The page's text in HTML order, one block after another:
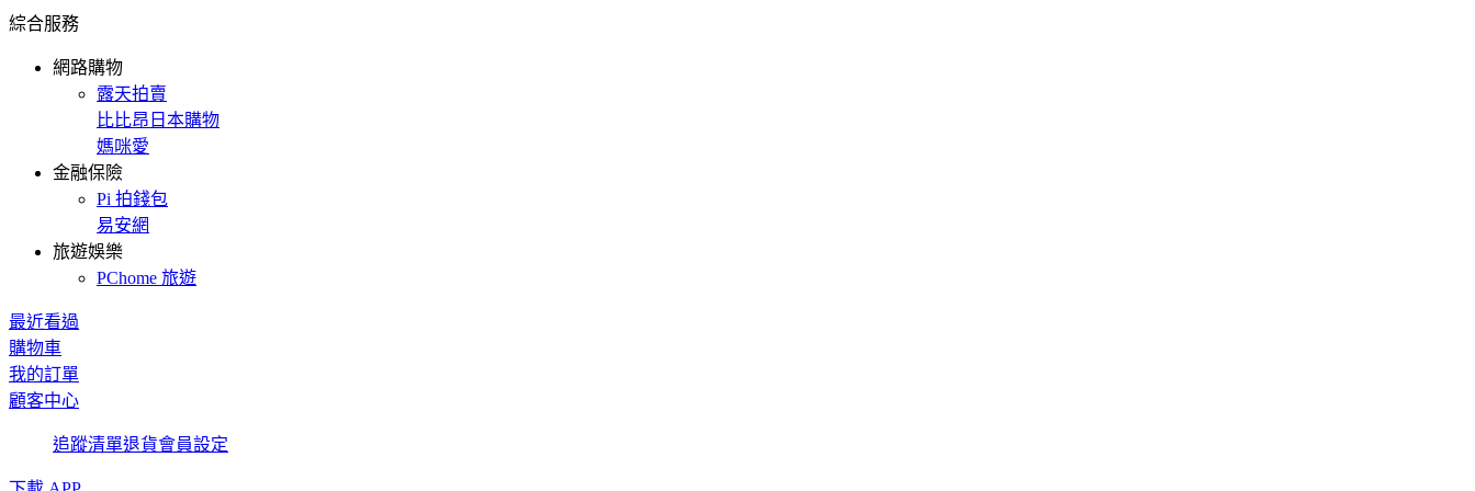
綜合服務
網路購物
露天拍賣
比比昂日本購物
媽咪愛
金融保險
Pi 拍錢包
易安網
旅遊娛樂
PChome 旅遊
最近看過
購物車
我的訂單
顧客中心
追蹤清單退貨會員設定